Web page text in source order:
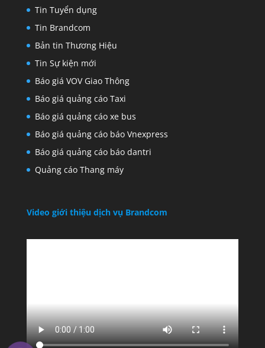
Tin Tuyển dụng
Tin Brandcom
Bản tin Thương Hiệu
Tin Sự kiện mới
Báo giá VOV Giao Thông
Báo giá quảng cáo Taxi
Báo giá quảng cáo xe bus
Báo giá quảng cáo báo Vnexpress
Báo giá quảng cáo báo dantri
Quảng cáo Thang máy
Video giới thiệu dịch vụ Brandcom